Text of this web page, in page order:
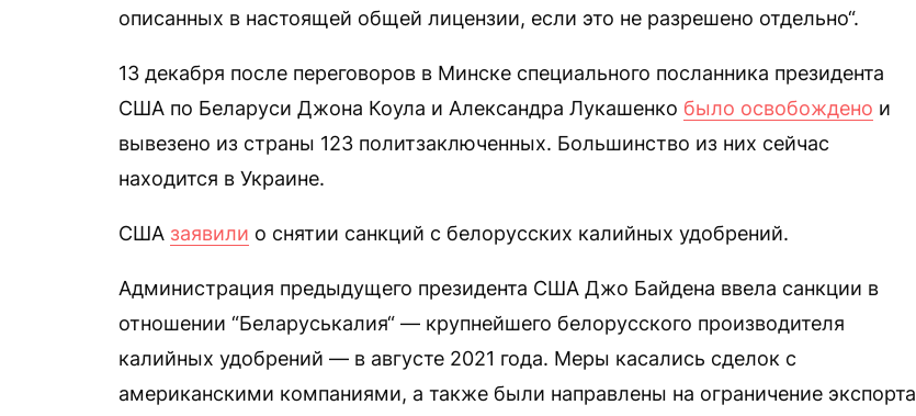
описанных в настоящей общей лицензии, если это не разрешено отдельно“.
13 декабря после переговоров в Минске специального посланника президента
США по Беларуси Джона Коула и Александра Лукашенко было освобождено и
вывезено из страны 123 политзаключенных. Большинство из них сейчас
находится в Украине.
США заявили о снятии санкций с белорусских калийных удобрений.
Администрация предыдущего президента США Джо Байдена ввела санкции в
отношении “Беларуськалия“ — крупнейшего белорусского производителя
калийных удобрений — в августе 2021 года. Меры касались сделок с
американскими компаниями, а также были направлены на ограничение экспорта